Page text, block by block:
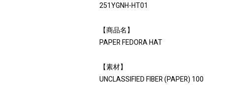
251YGNH-HT01
【商品名】
PAPER FEDORA HAT
【素材】
UNCLASSIFIED FIBER (PAPER) 100